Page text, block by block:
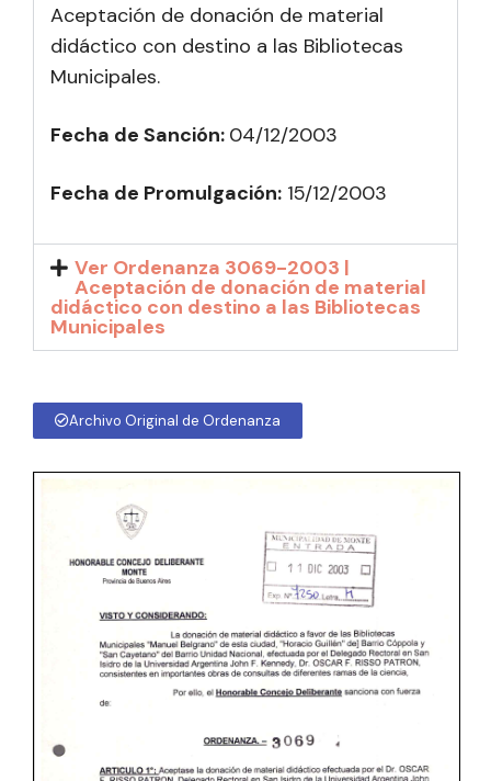
Aceptación de donación de material
didáctico con destino a las Bibliotecas
Municipales.
Fecha de Sanción: 04/12/2003
Fecha de Promulgación: 15/12/2003
Ver Ordenanza 3069-2003 |
Aceptación de donación de material
didáctico con destino a las Bibliotecas
Municipales
Archivo Original de Ordenanza